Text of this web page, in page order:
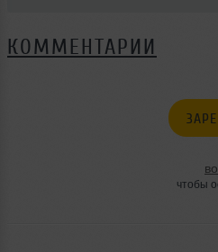
КОММЕНТАРИИ
чтобы